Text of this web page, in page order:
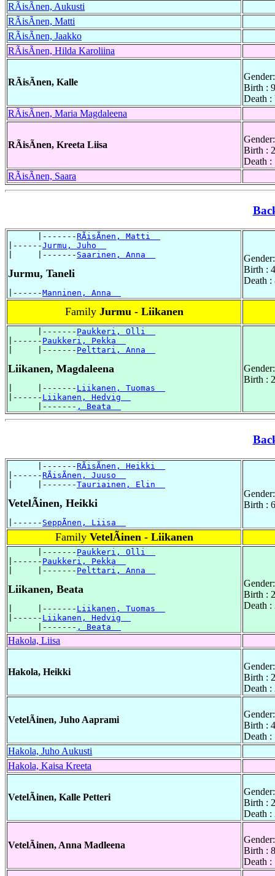
RÃisÃnen, Aukusti
RÃisÃnen, Matti
RÃisÃnen, Jaakko
RÃisÃnen, Hilda Karoliina
RÃisÃnen, Kalle
Birth :
Death
RÃisÃnen, Maria Magdaleena
RÃisÃnen, Kreeta Liisa
Birth :
Death :
RÃisÃnen, Saara
      |-------
RÃisÃnen, Matti
|------Jurmu, Juho
|     |------- Saarinen, Anna
Jurmu, Taneli
|------Manninen, Anna
Birth :
Death :
Family Jurmu - Liikanen
      |-------
Paukkeri, Olli
|------ Paukkeri, Pekka
|     |------- Pelttari, Anna
Liikanen, Magdaleena
|     |------- Liikanen, Tuomas
|------ Liikanen, Hedvig
      |-------
, Beata
Birth :
      |-------
RÃisÃnen, Heikki
|------RÃisÃnen, Juuso
|     |-------Tauriainen, Elin
VetelÃinen, Heikki
|------ SeppÃnen, Liisa
Birth :
Family VetelÃinen - Liikanen
      |-------
Paukkeri, Olli
|------ Paukkeri, Pekka
|     |------- Pelttari, Anna
Liikanen, Beata
|     |------- Liikanen, Tuomas
|------ Liikanen, Hedvig
      |-------
, Beata
Birth :
Death :
Hakola, Liisa
Hakola, Heikki
Birth :
Death :
VetelÃinen, Juho Aaprami
Birth :
Death :
Hakola, Juho Aukusti
Hakola, Kaisa Kreeta
VetelÃinen, Kalle Petteri
Birth :
Death :
VetelÃinen, Anna Madleena
Birth :
Death :